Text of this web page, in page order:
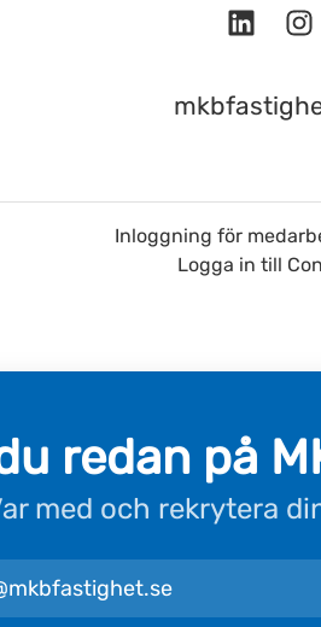
Inloggning för
Logga in till
redan på
med och rekrytera